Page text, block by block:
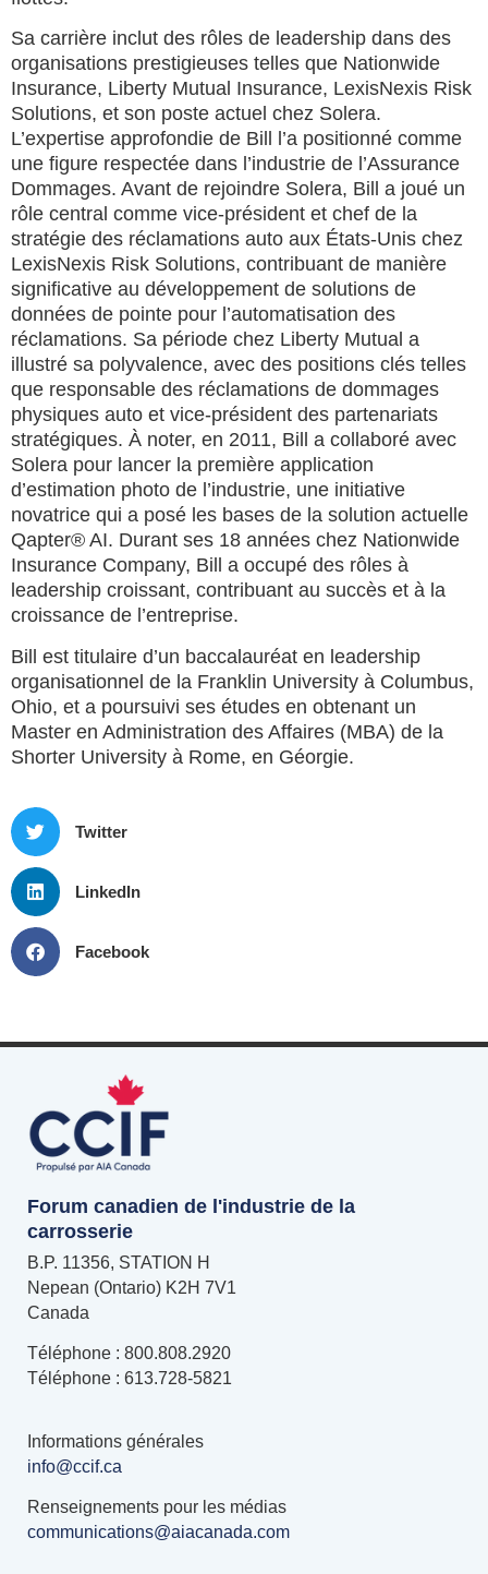
Sa carrière inclut des rôles de leadership dans des
organisations prestigieuses telles que Nationwide
Insurance, Liberty Mutual Insurance, LexisNexis Risk
Solutions, et son poste actuel chez Solera.
L’expertise approfondie de Bill l’a positionné comme
une figure respectée dans l’industrie de l’Assurance
Dommages. Avant de rejoindre Solera, Bill a joué un
rôle central comme vice‑président et chef de la
stratégie des réclamations auto aux États‑Unis chez
LexisNexis Risk Solutions, contribuant de manière
significative au développement de solutions de
données de pointe pour l’automatisation des
réclamations. Sa période chez Liberty Mutual a
illustré sa polyvalence, avec des positions clés telles
que responsable des réclamations de dommages
physiques auto et vice‑président des partenariats
stratégiques. À noter, en 2011, Bill a collaboré avec
Solera pour lancer la première application
d’estimation photo de l’industrie, une initiative
novatrice qui a posé les bases de la solution actuelle
Qapter® AI. Durant ses 18 années chez Nationwide
Insurance Company, Bill a occupé des rôles à
leadership croissant, contribuant au succès et à la
croissance de l’entreprise.
Bill est titulaire d’un baccalauréat en leadership
organisationnel de la Franklin University à Columbus,
Ohio, et a poursuivi ses études en obtenant un
Master en Administration des Affaires (MBA) de la
Shorter University à Rome, en Géorgie.
Twitter
LinkedIn
Facebook
Forum canadien de l'industrie de la
carrosserie
B.P. 11356, STATION H
Nepean (Ontario) K2H 7V1
Canada
Téléphone : 800.808.2920
Téléphone : 613.728-5821
Informations générales
info@ccif.ca
Renseignements pour les médias
communications@aiacanada.com